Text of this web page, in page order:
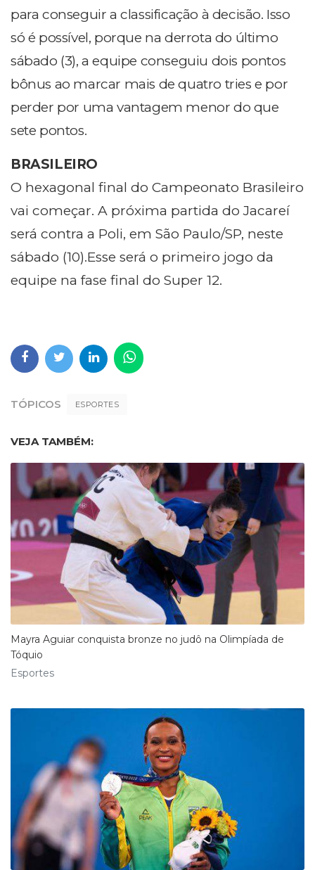
para conseguir a classificação à decisão. Isso
só é possível, porque na derrota do último
sábado (3), a equipe conseguiu dois pontos
bônus ao marcar mais de quatro tries e por
perder por uma vantagem menor do que
sete pontos.
BRASILEIRO
O hexagonal final do Campeonato Brasileiro
vai começar. A próxima partida do Jacareí
será contra a Poli, em São Paulo/SP, neste
sábado (10).Esse será o primeiro jogo da
equipe na fase final do Super 12.
TÓPICOS ESPORTES
VEJA TAMBÉM:
Mayra Aguiar conquista bronze no judô na Olimpíada de
Tóquio
Esportes